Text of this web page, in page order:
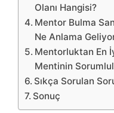
Olanı Hangisi?
Mentor Bulma
Ne Anlama
Mentorluktan En
Mentinin
Sıkça Sorulan
Sonuç